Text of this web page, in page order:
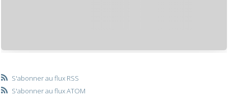
S'abonner au flux RSS
S'abonner au flux ATOM